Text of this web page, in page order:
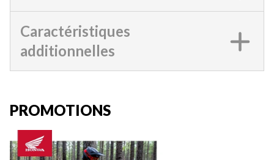
Caractéristiques
additionnelles
PROMOTIONS